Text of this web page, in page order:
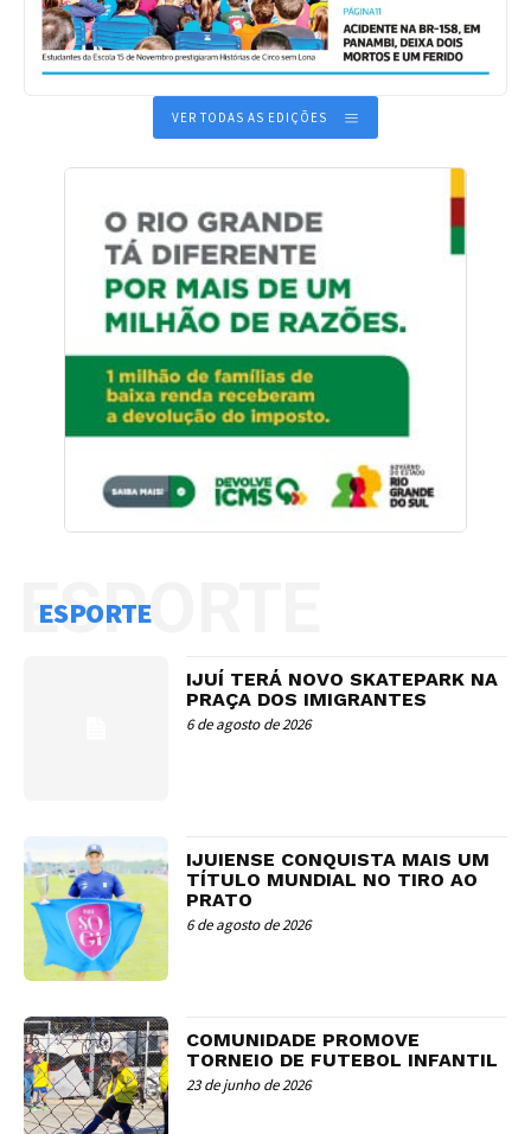
VER TODAS AS EDIÇÕES
ESPORTE
ESPORTE
IJUÍ TERÁ NOVO SKATEPARK NA
PRAÇA DOS IMIGRANTES
6 de agosto de 2026
IJUIENSE CONQUISTA MAIS UM
TÍTULO MUNDIAL NO TIRO AO
PRATO
6 de agosto de 2026
COMUNIDADE PROMOVE
TORNEIO DE FUTEBOL INFANTIL
23 de junho de 2026